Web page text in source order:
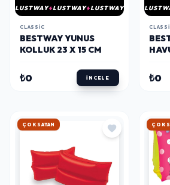
LUSTWAY LUSTWAY LUSTWAY
CLASSIC
BESTWAY YUNUS
KOLLUK 23 X 15 CM
₺0 İNCELE ₺0
HIZLI KARGO HIZLI